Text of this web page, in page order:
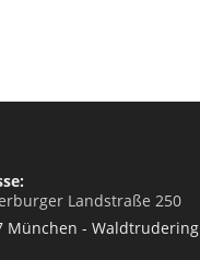
Landstraße 250
München - Waldtrudering